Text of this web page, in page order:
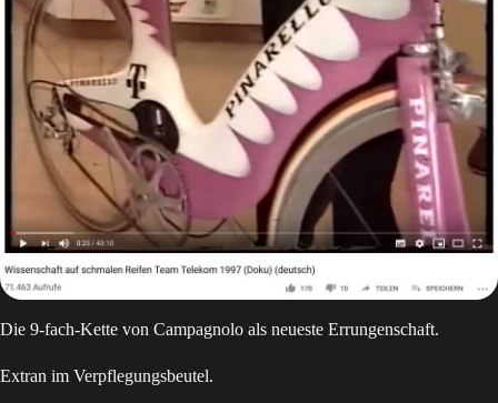
Die 9-fach-Kette von Campagnolo als neueste Errungenschaft.
Extran im Verpflegungsbeutel.